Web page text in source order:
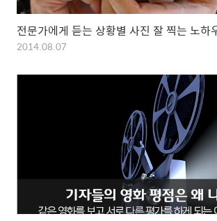
전문가에게 듣는 상황별 사진 잘 찍는 노하
2014.08.07